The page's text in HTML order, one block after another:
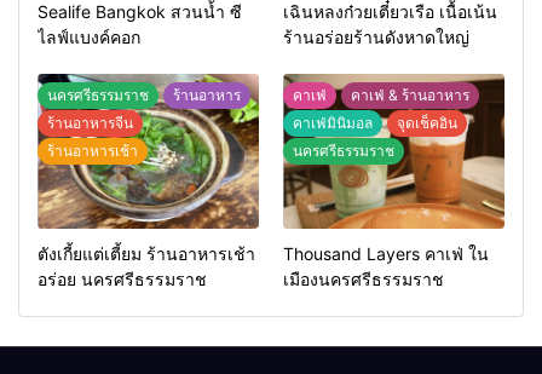
Sealife Bangkok สวนน้ำ ซี
ไลฟ์แบงค์คอก
เฉินหลงก๋วยเตี๋ยวเรือ เนื้อเน้น
ร้านอร่อยร้านดังหาดใหญ่
นครศรีธรรมราช
ร้านอาหาร
ร้านอาหารจีน
ร้านอาหารเช้า
ตังเกี้ยแต่เตี้ยม ร้านอาหารเช้า
อร่อย นครศรีธรรมราช
คาเฟ่
คาเฟ่ & ร้านอาหาร
คาเฟ่มินิมอล
จุดเช็คอิน
นครศรีธรรมราช
Thousand Layers คาเฟ่ ใน
เมืองนครศรีธรรมราช